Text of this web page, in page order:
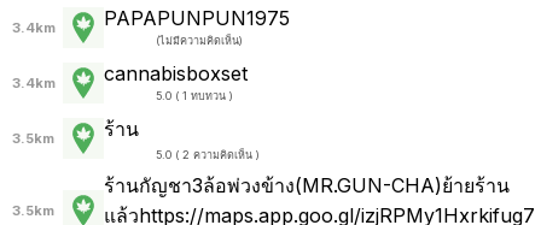
3.4km PAPAPUNPUN1975
(ไม่มีความคิดเห็น)
3.4km cannabisboxset
5.0 ( 1 ทบทวน )
3.5km ร้าน
5.0 ( 2 ความคิดเห็น )
3.5km
ร้านกัญชา3ล้อพ่วงข้าง(MR.GUN-CHA)ย้ายร้าน
แล้วhttps://maps.app.goo.gl/izjRPMy1Hxrkifug7